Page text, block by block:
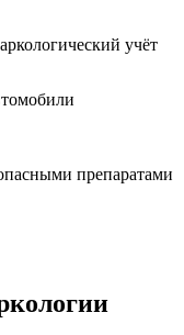
учёт
препаратами